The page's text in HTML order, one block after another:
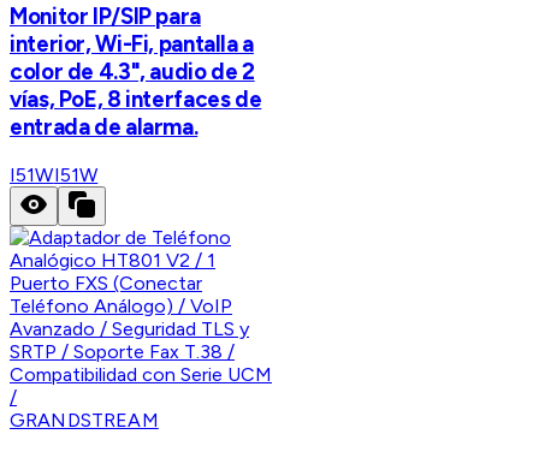
Monitor IP/SIP para
interior, Wi-Fi, pantalla a
color de 4.3", audio de 2
vías, PoE, 8 interfaces de
entrada de alarma.
I51WI51W
GRANDSTREAM